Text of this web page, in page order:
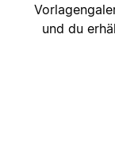
und du